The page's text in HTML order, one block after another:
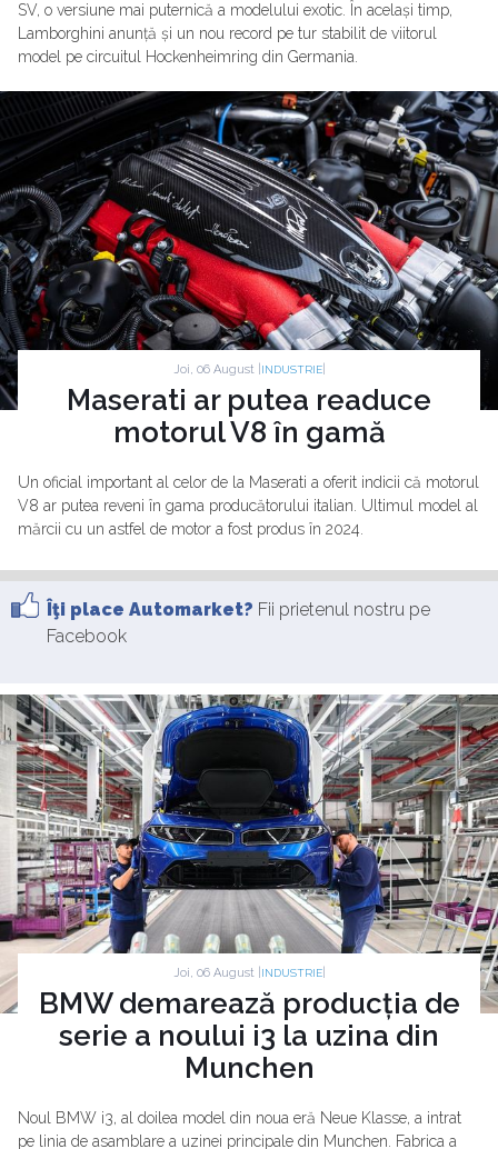
SV, o versiune mai puternică a modelului exotic. În același timp,
Lamborghini anunță și un nou record pe tur stabilit de viitorul
model pe circuitul Hockenheimring din Germania.
Joi, 06 August | INDUSTRIE|
Maserati ar putea readuce
motorul V8 în gamă
Un oficial important al celor de la Maserati a oferit indicii că motorul
V8 ar putea reveni în gama producătorului italian. Ultimul model al
mărcii cu un astfel de motor a fost produs în 2024.
Îţi place Automarket? Fii prietenul nostru pe
Facebook
Joi, 06 August | INDUSTRIE|
BMW demarează producția de
serie a noului i3 la uzina din
Munchen
Noul BMW i3, al doilea model din noua eră Neue Klasse, a intrat
pe linia de asamblare a uzinei principale din Munchen. Fabrica a